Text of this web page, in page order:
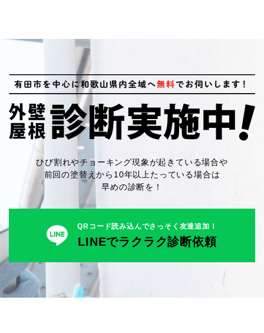
ひび割れやチョーキング現象が起きている場合や
前回の塗替えから10年以上たっている場合は
早めの診断を！
QRコード読み込んでさっそく友達追加！
LINEでラクラク診断依頼